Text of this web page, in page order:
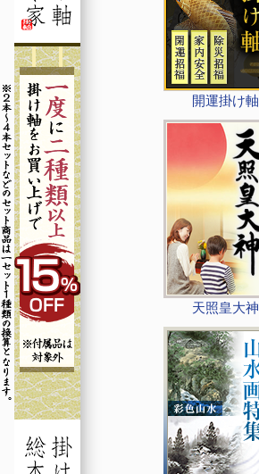
開運掛け軸
天照皇大神